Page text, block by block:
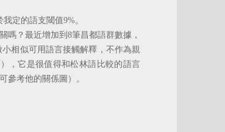
定的語支閾值9%。
？最近增加到8筆昌都語群數據，
相似可用語言接觸解釋，不作為親
，它是很值得和松林語比較的語言
參考他的關係圖）。